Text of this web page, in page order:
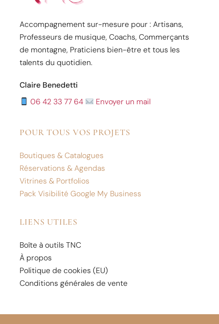
Accompagnement sur-mesure pour : Artisans,
Professeurs de musique, Coachs, Commerçants
de montagne, Praticiens bien-être et tous les
talents du quotidien.
Claire Benedetti
06 42 33 77 64
Envoyer un mail
POUR TOUS VOS PROJETS
Boutiques & Catalogues
Réservations & Agendas
Vitrines & Portfolios
Pack Visibilité Google My Business
LIENS UTILES
Boîte à outils TNC
À propos
Politique de cookies (EU)
Conditions générales de vente